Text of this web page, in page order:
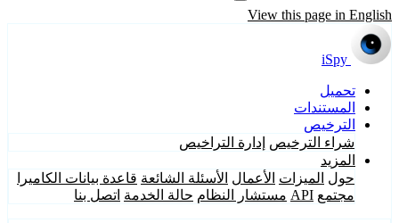
View this page in English
iSpy
تحميل
المستندات
الترخيص
شراء الترخيص إدارة التراخيص
المزيد
حول الميزات الأعمال الأسئلة الشائعة قاعدة بيانات الكاميرا
مجتمع API مستشار النظام حالة الخدمة اتصل بنا